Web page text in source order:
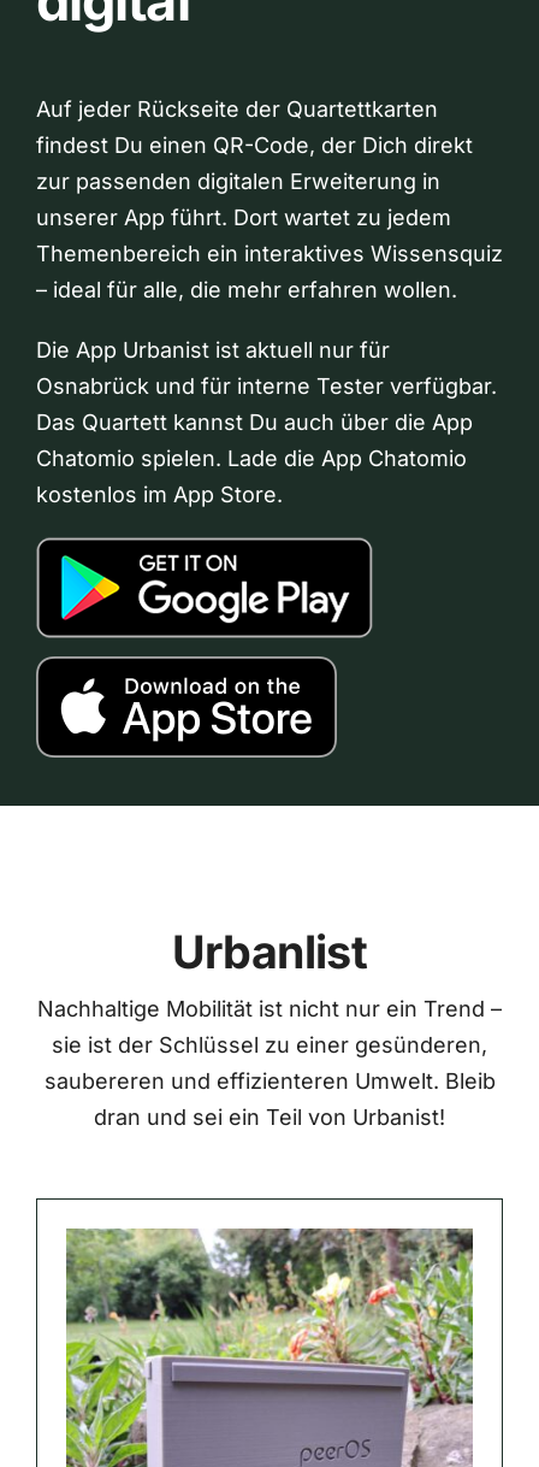
Auf jeder Rückseite der Quartettkarten
findest Du einen QR-Code, der Dich direkt
zur passenden digitalen Erweiterung in
unserer App führt. Dort wartet zu jedem
Themenbereich ein interaktives Wissensquiz
– ideal für alle, die mehr erfahren wollen.
Die App Urbanist ist aktuell nur für
Osnabrück und für interne Tester verfügbar.
Das Quartett kannst Du auch über die App
Chatomio spielen. Lade die App Chatomio
kostenlos im App Store.
Urbanlist
Nachhaltige Mobilität ist nicht nur ein Trend –
sie ist der Schlüssel zu einer gesünderen,
saubereren und effizienteren Umwelt. Bleib
dran und sei ein Teil von Urbanist!